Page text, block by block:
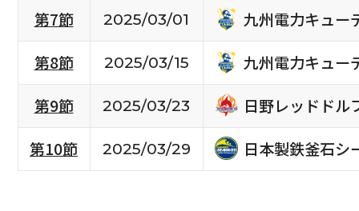
第7節
2025/03/01
九州電力キュー
第8節
2025/03/15
九州電力キュー
第9節
2025/03/23
日野レッドドル
第10節
2025/03/29 日本製鉄釜石シ